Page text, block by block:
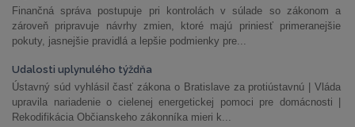
Finančná správa postupuje pri kontrolách v súlade so zákonom a
zároveň pripravuje návrhy zmien, ktoré majú priniesť primeranejšie
pokuty, jasnejšie pravidlá a lepšie podmienky pre...
Udalosti uplynulého týždňa
Ústavný súd vyhlásil časť zákona o Bratislave za protiústavnú | Vláda
upravila nariadenie o cielenej energetickej pomoci pre domácnosti |
Rekodifikácia Občianskeho zákonníka mieri k...